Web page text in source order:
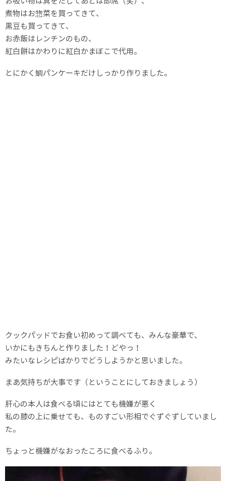
煮物はお惣菜を買ってきて、
黒豆も買ってきて、
お赤飯はレンチンのもの、
紅白餅はかわりに紅白かまぼこで代用。
とにかく鯛パンケーキだけしっかり作りました。
クックパッドでお食い初めって調べても、みんな豪華で、
いかにもきちんと作りました！どやっ！
みたいなレシピばかりでどうしようかと思いました。
まあ気持ちが大事です（ということにしておきましょう）
肝心の本人は食べる頃にはとても機嫌が悪く
私の膝の上に乗せても、ものすごい形相でぐずぐずしていまし
た。
ちょっと機嫌がなおったころに食べるふり。